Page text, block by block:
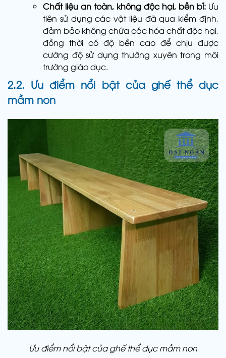
Chất liệu an toàn, không độc hại, bền bỉ: Ưu
tiên sử dụng các vật liệu đã qua kiểm định,
đảm bảo không chứa các hóa chất độc hại,
đồng thời có độ bền cao để chịu được
cường độ sử dụng thường xuyên trong môi
trường giáo dục.
2.2. Ưu điểm nổi bật của ghế thể dục
mầm non
Ưu điểm nổi bật của ghế thể dục mầm non